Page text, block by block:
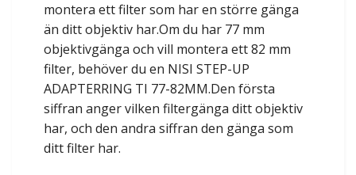
montera ett filter som har en större gänga
än ditt objektiv har.Om du har 77 mm
objektivgänga och vill montera ett 82 mm
filter, behöver du en NISI STEP-UP
ADAPTERRING TI 77-82MM.Den första
siffran anger vilken filtergänga ditt objektiv
har, och den andra siffran den gänga som
ditt filter har.